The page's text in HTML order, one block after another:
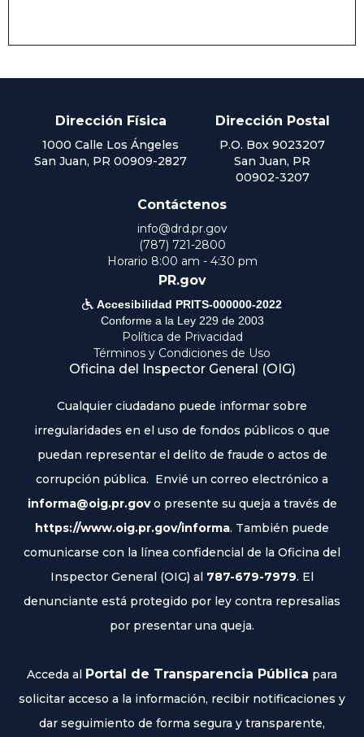
Dirección Física
1000 Calle Los Ángeles
San Juan, PR 00909-2827
Dirección Postal
P.O. Box 9023207
San Juan, PR
00902-3207
Contáctenos
info@drd.pr.gov
(787) 721-2800
Horario 8:00 am - 4:30 pm
PR.gov
 Accesibilidad PRITS-000000-2022
Conforme a la Ley 229 de 2003
Política de Privacidad
Términos y Condiciones de Uso
Oficina del Inspector General (OIG)
Cualquier ciudadano puede informar sobre
irregularidades en el uso de fondos públicos o que
puedan representar el delito de fraude o actos de
corrupción pública. Envié un correo electrónico a
informa@oig.pr.govo presente su queja a través de
https://www.oig.pr.gov/informa. También puede
comunicarse con la línea confidencial de la Oficina del
Inspector General (OIG) al 787-679-7979. El
denunciante está protegido por ley contra represalias
por presentar una queja.
Acceda al Portal de Transparencia Pública para
solicitar acceso a la información, recibir notificaciones y
dar seguimiento de forma segura y transparente,